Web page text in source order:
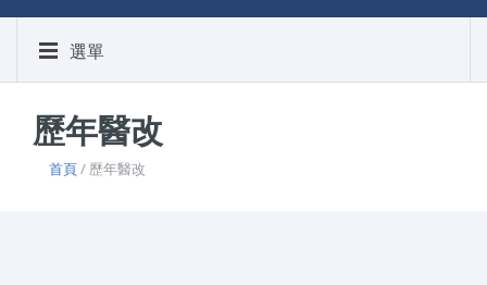
選單
歷年醫改
首頁/ 歷年醫改